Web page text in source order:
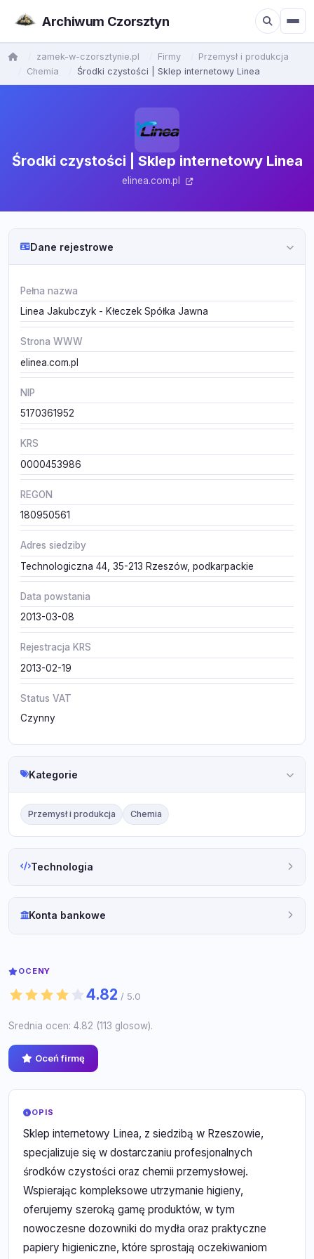
Archiwum Czorsztyn
zamek-w-czorsztynie.pl Firmy
Przemysł i produkcja
Chemia
Środki czystości | Sklep internetowy Linea
Środki czystości | Sklep internetowy Linea
elinea.com.pl
Dane rejestrowe
Pełna nazwa
Linea Jakubczyk - Kłeczek Spółka Jawna
Strona WWW
elinea.com.pl
NIP
5170361952
KRS
0000453986
REGON
180950561
Adres siedziby
Technologiczna 44, 35-213 Rzeszów, podkarpackie
Data powstania
2013-03-08
Rejestracja KRS
2013-02-19
Status VAT
Czynny
Kategorie
Przemysł i produkcja Chemia
Technologia
Konta bankowe
OCENY
4.82 / 5.0
Srednia ocen: 4.82 (113 glosow).
Oceń firmę
OPIS
Sklep internetowy Linea, z siedzibą w Rzeszowie,
specjalizuje się w dostarczaniu profesjonalnych
środków czystości oraz chemii przemysłowej.
Wspierając kompleksowe utrzymanie higieny,
oferujemy szeroką gamę produktów, w tym
nowoczesne dozowniki do mydła oraz praktyczne
papiery higieniczne, które sprostają oczekiwaniom